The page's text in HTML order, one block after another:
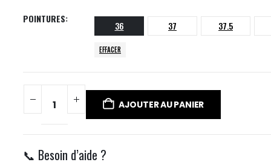
POINTURES
36 37 37.5
EFFACER
AJOUTER AU PANIER
📞 Besoin d’aide ?